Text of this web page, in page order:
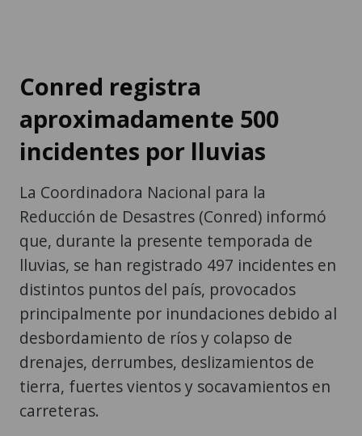
Conred registra
aproximadamente 500
incidentes por lluvias
La Coordinadora Nacional para la
Reducción de Desastres (Conred) informó
que, durante la presente temporada de
lluvias, se han registrado 497 incidentes en
distintos puntos del país, provocados
principalmente por inundaciones debido al
desbordamiento de ríos y colapso de
drenajes, derrumbes, deslizamientos de
tierra, fuertes vientos y socavamientos en
carreteras.